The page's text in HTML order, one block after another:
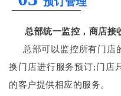
总部统一监控，商店接
总部可以监控所有门店
换门店进行服务预订;门店
的客户提供相应的服务。